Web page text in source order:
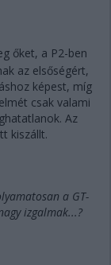
őket, a P2-ben
az elsőségért,
képest, míg
csak valami
Az
kiszállt.
a GT-
izgalmak...?